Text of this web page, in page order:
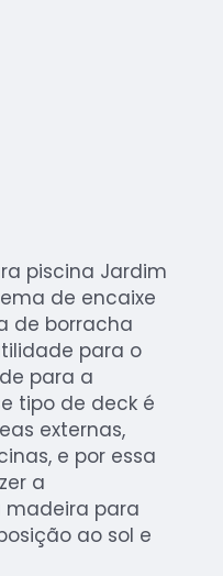
piscina Jardim
de encaixe
de borracha
para o
para a
tipo de deck é
externas,
e por essa
a
madeira para
ao sol e